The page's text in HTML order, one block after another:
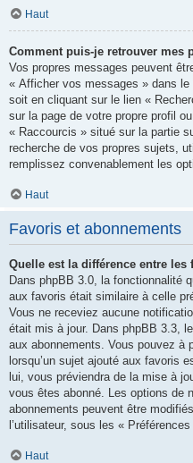
Haut
Comment puis-je retrouver mes
Vos propres messages peuvent
« Afficher vos messages » dans le
soit en cliquant sur le lien «
sur la page de votre propre profil
« Raccourcis » situé sur la partie
recherche de vos propres sujets,
remplissez convenablement les
Haut
Favoris et abonnements
Quelle est la différence entre
Dans phpBB 3.0, la fonctionnalité
aux favoris était similaire à celle
Vous ne receviez aucune
était mis à jour. Dans phpBB 3.3,
aux abonnements. Vous pouvez à
lorsqu’un sujet ajouté aux favoris
lui, vous préviendra de la mise à
vous êtes abonné. Les options de
abonnements peuvent être
l’utilisateur, sous les «
Haut